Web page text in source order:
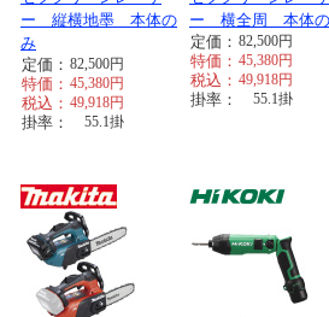
ー 縦横地墨 本体の
み
定価： 82,500円
特価： 45,380円
税込： 49,918円
掛率： 55.1掛
ー 横全周 本体
定価： 82,500円
特価： 45,380円
税込： 49,918円
掛率： 55.1掛